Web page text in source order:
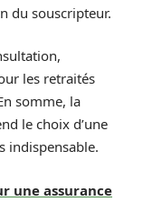
du souscripteur.
les retraités
somme, la
le choix d’une
indispensable.
une assurance